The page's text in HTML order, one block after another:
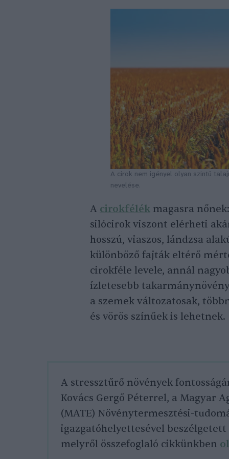
A cirok nem igényel olyan szintű
nevelése.
A cirokfélék magasra
silócirok viszont elérheti
hosszú, viaszos, lándzsa
különböző fajták eltérő
cirokféle levele, annál
ízletesebb
a szemek változatosak,
és vörös színűek is lehetnek.
A stressztűrő növények
Kovács Gergő Péterrel, a Magyar
(MATE) Növénytermesztési-
igazgatóhelyettesével
melyről összefoglaló cikkünkben